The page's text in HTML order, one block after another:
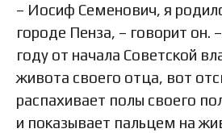
– Иосиф Семенович, я
городе Пенза, – говорит он.
году от начала Советской
живота своего отца, вот
распахивает полы своего
и показывает пальцем на